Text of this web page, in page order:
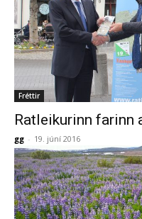
Fréttir
Ratleikurinn farinn
gg - 19. júní 2016